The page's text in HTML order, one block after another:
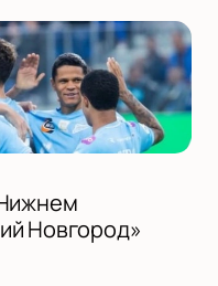
Новгород»